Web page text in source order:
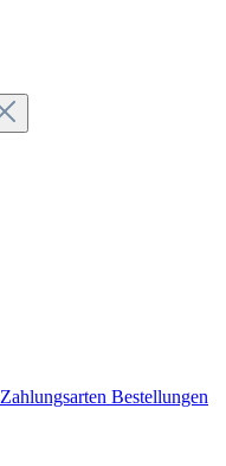
Zahlungsarten Bestellungen